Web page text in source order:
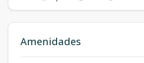
Amenidades